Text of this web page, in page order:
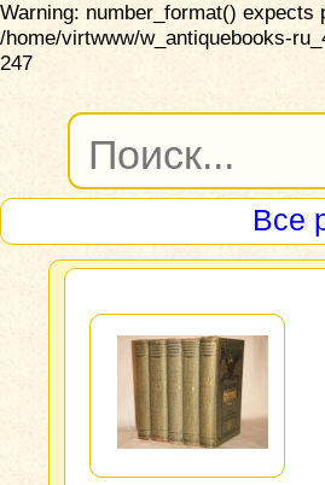
Warning: number_format()
/home/virtwww/w_antiquebooks-
247
Все